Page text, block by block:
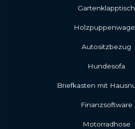
Gartenklapptisch
Autositzbezug
Hundesofa
Briefkasten mit
Finanzsoftware
Motorradhose